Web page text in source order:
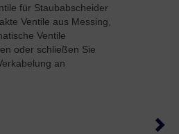
für Staubabscheider
Ventile aus Messing,
Ventile
oder schließen Sie
an